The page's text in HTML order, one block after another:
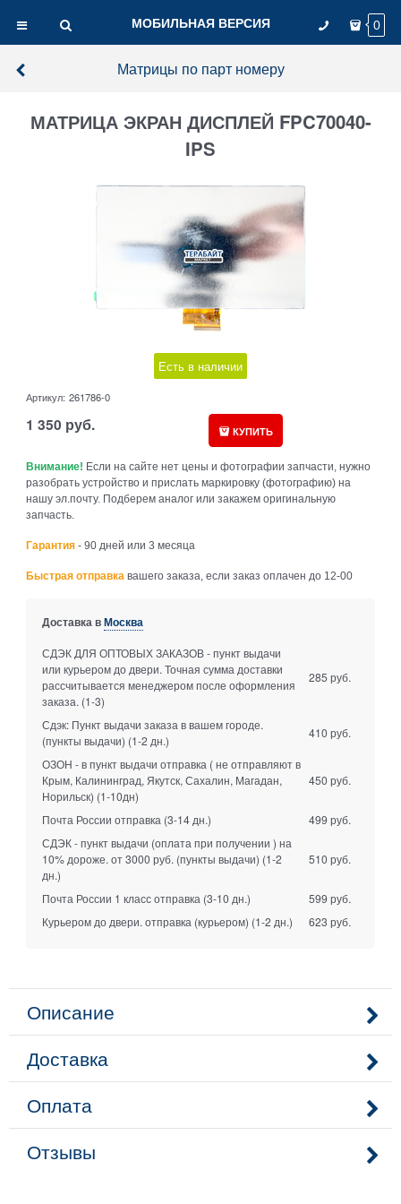
МОБИЛЬНАЯ ВЕРСИЯ 0
Матрицы по парт номеру
МАТРИЦА ЭКРАН ДИСПЛЕЙ FPC70040-
IPS
Есть в наличии
Артикул: 261786-0
1 350 руб. КУПИТЬ
Внимание! Если на сайте нет цены и фотографии запчасти, нужно
разобрать устройство и прислать маркировку (фотографию) на
нашу эл.почту. Подберем аналог или закажем оригинальную
запчасть.
Гарантия - 90 дней или 3 месяца
Быстрая отправка вашего заказа, если заказ оплачен до 12-00
Доставка вМосква
СДЭК ДЛЯ ОПТОВЫХ ЗАКАЗОВ - пункт выдачи
или курьером до двери. Точная сумма доставки
рассчитывается менеджером после оформления
заказа. (1-3)
285 руб.
Сдэк: Пункт выдачи заказа в вашем городе.
(пункты выдачи) (1-2 дн.)
410 руб.
ОЗОН - в пункт выдачи отправка ( не отправляют в
Крым, Калининград, Якутск, Сахалин, Магадан,
Норильск) (1-10дн)
450 руб.
Почта России отправка (3-14 дн.)
499 руб.
СДЭК - пункт выдачи (оплата при получении ) на
10% дороже. от 3000 руб. (пункты выдачи) (1-2
дн.)
510 руб.
Почта России 1 класс отправка (3-10 дн.)
599 руб.
Курьером до двери. отправка (курьером) (1-2 дн.) 623 руб.
Описание
Доставка
Оплата
Отзывы